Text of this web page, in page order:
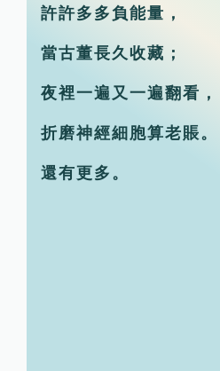
許許多多負能量，
當古董長久收藏；
夜裡一遍又一遍翻看，
折磨神經細胞算老賬。
還有更多。